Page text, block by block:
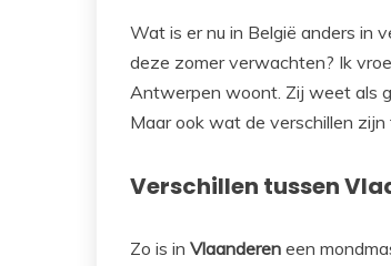
Wat is er nu in België anders in
deze zomer verwachten? Ik
Antwerpen woont. Zij weet als
Maar ook wat de verschillen zijn
Verschillen tussen
Zo is in Vlaanderen een